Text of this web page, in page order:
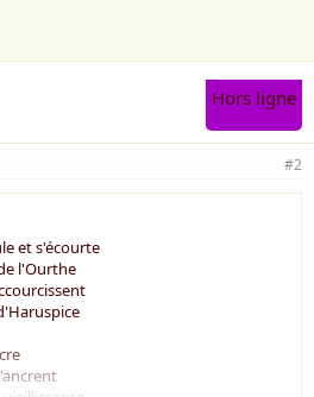
Hors ligne
#2
et s'écourte
l'Ourthe